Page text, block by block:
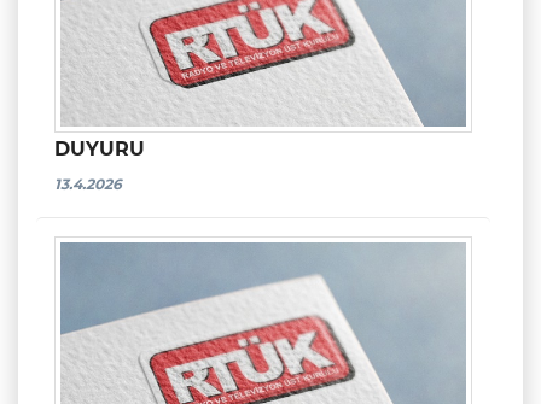
DUYURU
13.4.2026